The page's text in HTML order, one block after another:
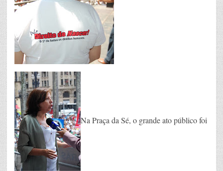
Na Praça da Sé, o grande ato público foi